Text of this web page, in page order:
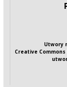
Utwory
Creative